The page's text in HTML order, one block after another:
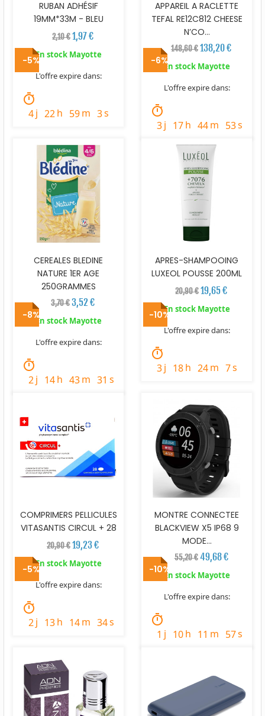
RUBAN ADHÉSIF
19MM*33M - BLEU
2,10 €1,97 €
En stock Mayotte
L'offre expire dans:
timer
4j 22h 59m 2s
APPAREIL A RACLETTE
TEFAL RE12C812 CHEESE
N’CO...
148,60 €138,20 €
En stock Mayotte
L'offre expire dans:
timer
3j 17h 44m 52s
-5%
CEREALES BLEDINE
NATURE 1ER AGE
250GRAMMES
3,70 €3,52 €
En stock Mayotte
L'offre expire dans:
timer
2j 14h 43m 30 s
-6%
APRES-SHAMPOOING
LUXEOL POUSSE 200ML
20,90 €19,65 €
En stock Mayotte
L'offre expire dans:
timer
3j 18h 24m 6s
-8%
COMPRIMERS PELLICULES
VITASANTIS CIRCUL + 28
20,90 €19,23 €
En stock Mayotte
L'offre expire dans:
timer
2j 13h 14m 33s
-10%
MONTRE CONNECTEE
BLACKVIEW X5 IP68 9
MODE...
55,20 € 49,68 €
En stock Mayotte
L'offre expire dans:
timer
1 j 10h 11 m 56s
-5% -10%